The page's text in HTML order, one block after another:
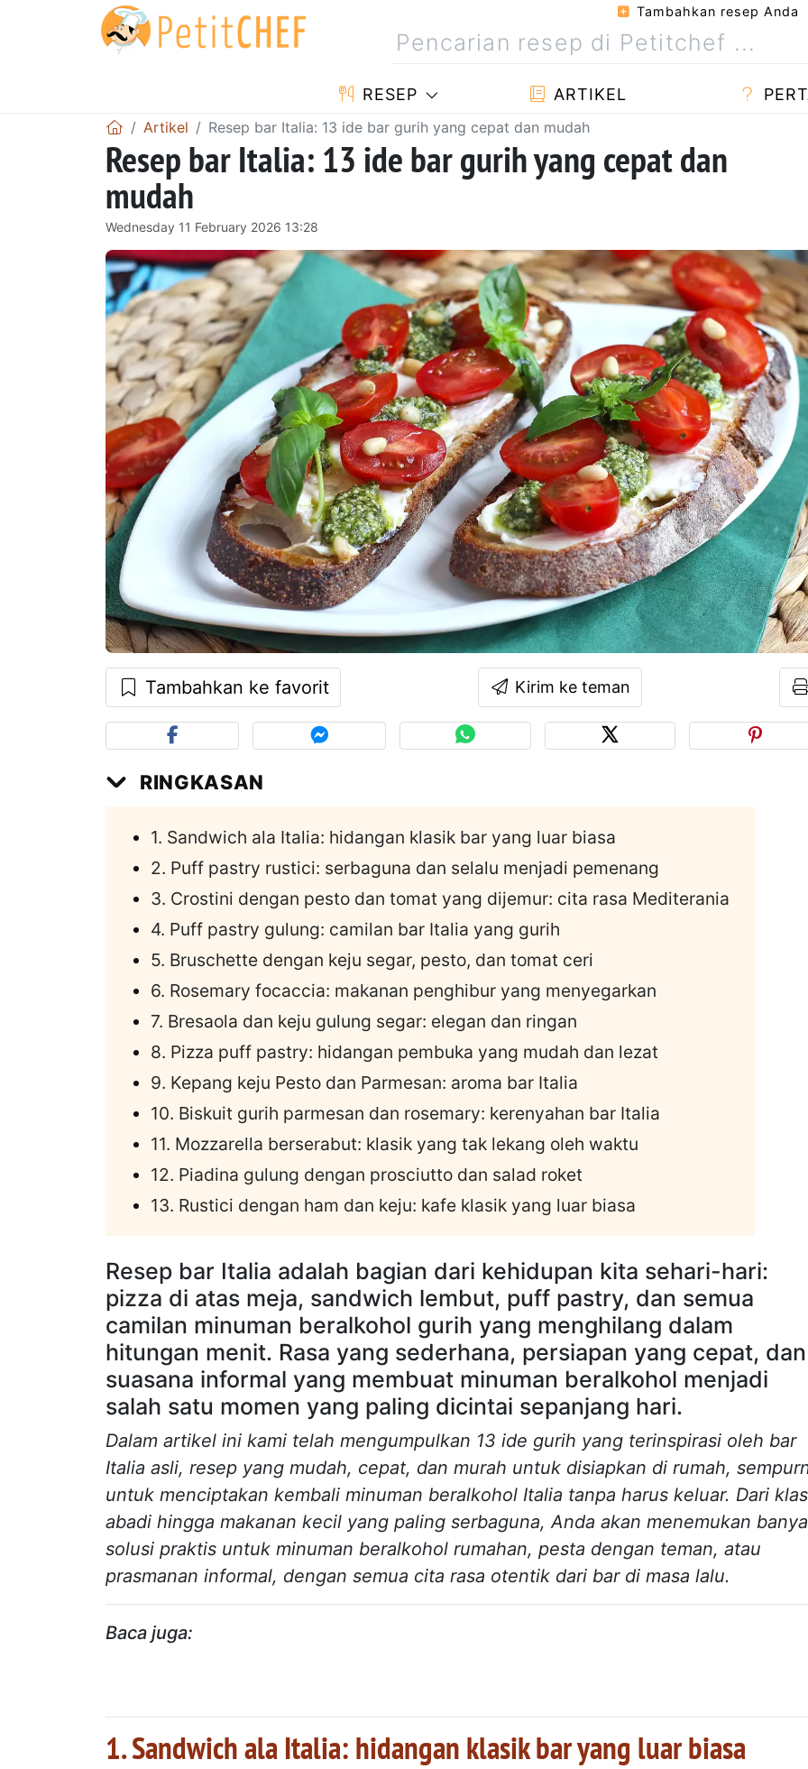
Tambahkan resep Anda
RESEP ARTIKEL
Artikel Resep bar Italia: 13 ide bar gurih yang cepat dan mudah
Resep bar Italia: 13 ide bar gurih yang cepat dan
mudah
Wednesday 11 February 2026 13:28
Tambahkan ke favorit Kirim ke teman
RINGKASAN
1. Sandwich ala Italia: hidangan klasik bar yang luar biasa
2. Puff pastry rustici: serbaguna dan selalu menjadi pemenang
3. Crostini dengan pesto dan tomat yang dijemur: cita rasa Mediterania
4. Puff pastry gulung: camilan bar Italia yang gurih
5. Bruschette dengan keju segar, pesto, dan tomat ceri
6. Rosemary focaccia: makanan penghibur yang menyegarkan
7. Bresaola dan keju gulung segar: elegan dan ringan
8. Pizza puff pastry: hidangan pembuka yang mudah dan lezat
9. Kepang keju Pesto dan Parmesan: aroma bar Italia
10. Biskuit gurih parmesan dan rosemary: kerenyahan bar Italia
11. Mozzarella berserabut: klasik yang tak lekang oleh waktu
12. Piadina gulung dengan prosciutto dan salad roket
13. Rustici dengan ham dan keju: kafe klasik yang luar biasa
Resep bar Italia adalah bagian dari kehidupan kita sehari-hari:
pizza di atas meja, sandwich lembut, puff pastry, dan semua
camilan minuman beralkohol gurih yang menghilang dalam
hitungan menit. Rasa yang sederhana, persiapan yang cepat, dan
suasana informal yang membuat minuman beralkohol menjadi
salah satu momen yang paling dicintai sepanjang hari.
Dalam artikel ini kami telah mengumpulkan 13 ide gurih yang terinspirasi oleh bar
Italia asli, resep yang mudah, cepat, dan murah untuk disiapkan di rumah,
untuk menciptakan kembali minuman beralkohol Italia tanpa harus keluar. Dari
abadi hingga makanan kecil yang paling serbaguna, Anda akan menemukan
solusi praktis untuk minuman beralkohol rumahan, pesta dengan teman, atau
prasmanan informal, dengan semua cita rasa otentik dari bar di masa lalu.
Baca juga:
1. Sandwich ala Italia: hidangan klasik bar yang luar biasa